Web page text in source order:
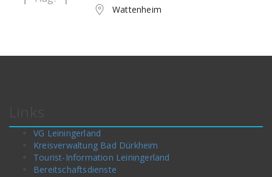
Wattenheim
VG Leiningerland
Kreisverwaltung Bad Dürkheim
Tourist-Information Leiningerland
Bereitschaftsdienste